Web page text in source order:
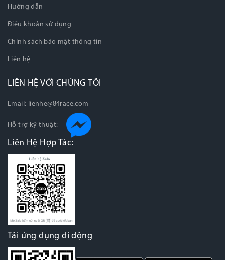
Hướng dẫn
Điều khoản sử dụng
Chính sách bảo mật thông tin
Liên hệ
LIÊN HỆ VỚI CHÚNG TÔI
Email: lienhe@84race.com
Hỗ trợ kỹ thuật:
Liên Hệ Hợp Tác:
Tải ứng dụng di động